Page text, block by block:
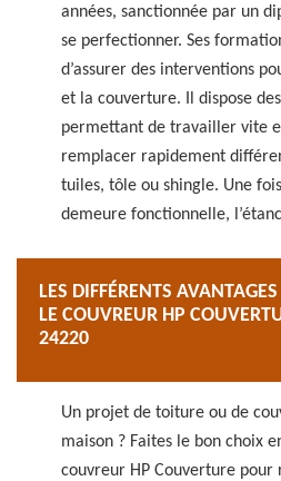
années, sanctionnée par un
se perfectionner. Ses
d’assurer des interventions
et la couverture. Il dispose
permettant de travailler vite
remplacer rapidement
tuiles, tôle ou shingle. Une
demeure fonctionnelle,
LES DIFFÉRENTS
LE COUVREUR HP
24220
Un projet de toiture ou de
maison ? Faites le bon choix
couvreur HP Couverture